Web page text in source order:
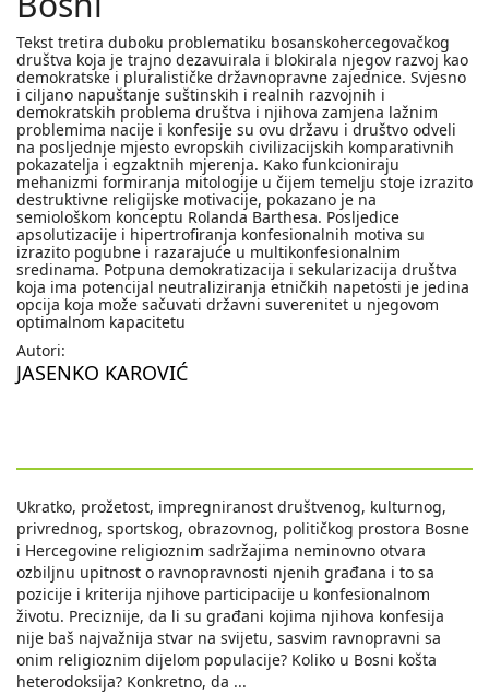
Tekst tretira duboku problematiku bosanskohercegovačkog
društva koja je trajno dezavuirala i blokirala njegov razvoj kao
demokratske i pluralističke državnopravne zajednice. Svjesno
i ciljano napuštanje suštinskih i realnih razvojnih i
demokratskih problema društva i njihova zamjena lažnim
problemima nacije i konfesije su ovu državu i društvo odveli
na posljednje mjesto evropskih civilizacijskih komparativnih
pokazatelja i egzaktnih mjerenja. Kako funkcioniraju
mehanizmi formiranja mitologije u čijem temelju stoje izrazito
destruktivne religijske motivacije, pokazano je na
semiološkom konceptu Rolanda Barthesa. Posljedice
apsolutizacije i hipertrofiranja konfesionalnih motiva su
izrazito pogubne i razarajuće u multikonfesionalnim
sredinama. Potpuna demokratizacija i sekularizacija društva
koja ima potencijal neutraliziranja etničkih napetosti je jedina
opcija koja može sačuvati državni suverenitet u njegovom
optimalnom kapacitetu
Autori:
JASENKO KAROVIĆ
Ukratko, prožetost, impregniranost društvenog, kulturnog,
privrednog, sportskog, obrazovnog, političkog prostora Bosne
i Hercegovine religioznim sadržajima neminovno otvara
ozbiljnu upitnost o ravnopravnosti njenih građana i to sa
pozicije i kriterija njihove participacije u konfesionalnom
životu. Preciznije, da li su građani kojima njihova konfesija
nije baš najvažnija stvar na svijetu, sasvim ravnopravni sa
onim religioznim dijelom populacije? Koliko u Bosni košta
heterodoksija? Konkretno, da ...